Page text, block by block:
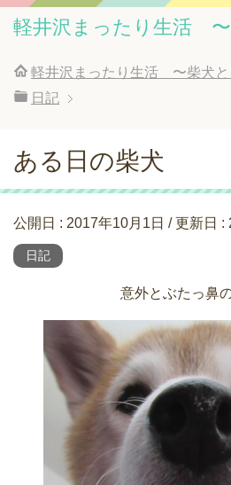
軽井沢まったり生活
軽井沢まったり生活 〜柴犬と
日記
ある日の柴犬
公開日 : 2017年10月1日 / 更新日 :
日記
意外とぶたっ鼻